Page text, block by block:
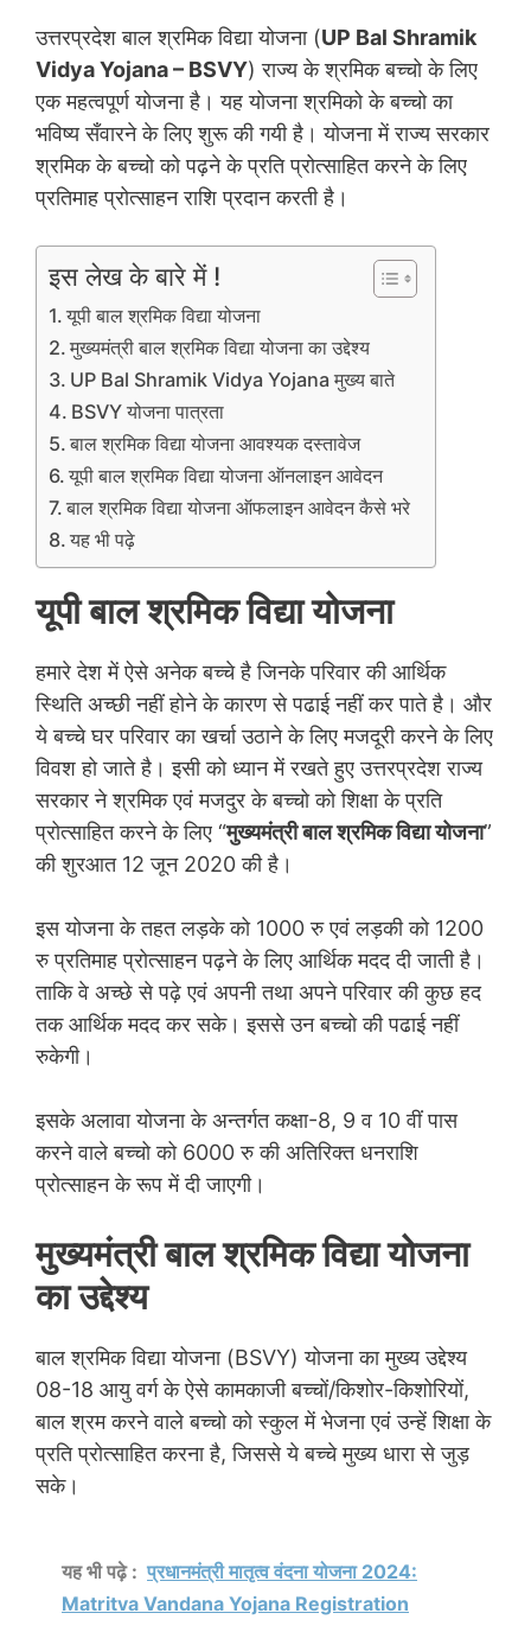
उत्तरप्रदेश बाल श्रमिक विद्या योजना (UP Bal Shramik
Vidya Yojana – BSVY) राज्य के श्रमिक बच्चो के लिए
एक महत्वपूर्ण योजना है। यह योजना श्रमिको के बच्चो का
भविष्य सँवारने के लिए शुरू की गयी है। योजना में राज्य सरकार
श्रमिक के बच्चो को पढ़ने के प्रति प्रोत्साहित करने के लिए
प्रतिमाह प्रोत्साहन राशि प्रदान करती है।
इस लेख के बारे में !
यूपी बाल श्रमिक विद्या योजना
मुख्यमंत्री बाल श्रमिक विद्या योजना का उद्देश्य
UP Bal Shramik Vidya Yojana मुख्य बाते
BSVY योजना पात्रता
बाल श्रमिक विद्या योजना आवश्यक दस्तावेज
यूपी बाल श्रमिक विद्या योजना ऑनलाइन आवेदन
बाल श्रमिक विद्या योजना ऑफलाइन आवेदन कैसे भरे
यह भी पढ़े
यूपी बाल श्रमिक विद्या योजना
हमारे देश में ऐसे अनेक बच्चे है जिनके परिवार की आर्थिक
स्थिति अच्छी नहीं होने के कारण से पढाई नहीं कर पाते है। और
ये बच्चे घर परिवार का खर्चा उठाने के लिए मजदूरी करने के लिए
विवश हो जाते है। इसी को ध्यान में रखते हुए उत्तरप्रदेश राज्य
सरकार ने श्रमिक एवं मजदुर के बच्चो को शिक्षा के प्रति
प्रोत्साहित करने के लिए “मुख्यमंत्री बाल श्रमिक विद्या योजना”
की शुरआत 12 जून 2020 की है।
इस योजना के तहत लड़के को 1000 रु एवं लड़की को 1200
रु प्रतिमाह प्रोत्साहन पढ़ने के लिए आर्थिक मदद दी जाती है।
ताकि वे अच्छे से पढ़े एवं अपनी तथा अपने परिवार की कुछ हद
तक आर्थिक मदद कर सके। इससे उन बच्चो की पढाई नहीं
रुकेगी।
इसके अलावा योजना के अन्तर्गत कक्षा-8, 9 व 10 वीं पास
करने वाले बच्चो को 6000 रु की अतिरिक्त धनराशि
प्रोत्साहन के रूप में दी जाएगी।
मुख्यमंत्री बाल श्रमिक विद्या योजना
का उद्देश्य
बाल श्रमिक विद्या योजना (BSVY) योजना का मुख्य उद्देश्य
08-18 आयु वर्ग के ऐसे कामकाजी बच्चों/किशोर-किशोरियों,
बाल श्रम करने वाले बच्चो को स्कुल में भेजना एवं उन्हें शिक्षा के
प्रति प्रोत्साहित करना है, जिससे ये बच्चे मुख्य धारा से जुड़
सके।
यह भी पढ़े : प्रधानमंत्री मातृत्व वंदना योजना 2024:
Matritva Vandana Yojana Registration